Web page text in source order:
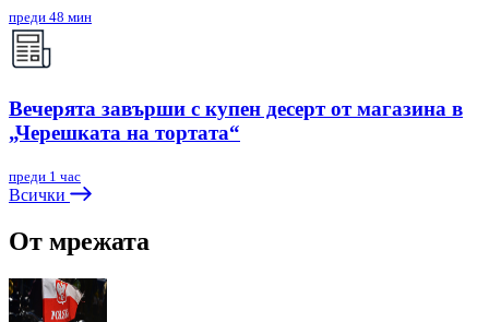
преди 48 мин
Вечерята завърши с купен десерт от магазина в
„Черешката на тортата“
преди 1 час
Всички
От мрежата